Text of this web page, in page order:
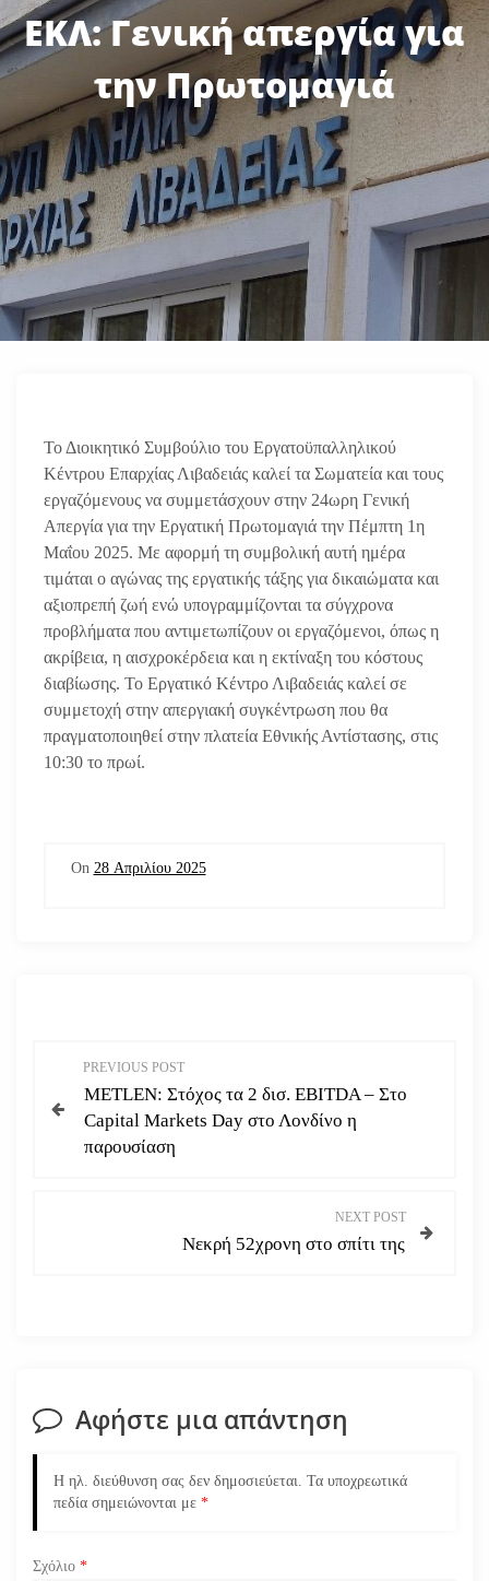
ΕΚΛ: Γενική απεργία για
την Πρωτομαγιά
Το Διοικητικό Συμβούλιο του Εργατοϋπαλληλικού
Κέντρου Επαρχίας Λιβαδειάς καλεί τα Σωματεία και τους
εργαζόμενους να συμμετάσχουν στην 24ωρη Γενική
Απεργία για την Εργατική Πρωτομαγιά την Πέμπτη 1η
Μαΐου 2025. Με αφορμή τη συμβολική αυτή ημέρα
τιμάται ο αγώνας της εργατικής τάξης για δικαιώματα και
αξιοπρεπή ζωή ενώ υπογραμμίζονται τα σύγχρονα
προβλήματα που αντιμετωπίζουν οι εργαζόμενοι, όπως η
ακρίβεια, η αισχροκέρδεια και η εκτίναξη του κόστους
διαβίωσης. Το Εργατικό Κέντρο Λιβαδειάς καλεί σε
συμμετοχή στην απεργιακή συγκέντρωση που θα
πραγματοποιηθεί στην πλατεία Εθνικής Αντίστασης, στις
10:30 το πρωί.
On 28 Απριλίου 2025
λ
η
ά
θ
PREVIOUS POST
METLEN: Στόχος τα 2 δισ. EBITDA – Στο
Capital Markets Day στο Λονδίνο η
παρουσίαση
NEXT POST
Νεκρή 52χρονη στο σπίτι της
Αφήστε μια απάντηση
Η ηλ. διεύθυνση σας δεν δημοσιεύεται. Τα υποχρεωτικά
πεδία σημειώνονται με *
Σχόλιο *